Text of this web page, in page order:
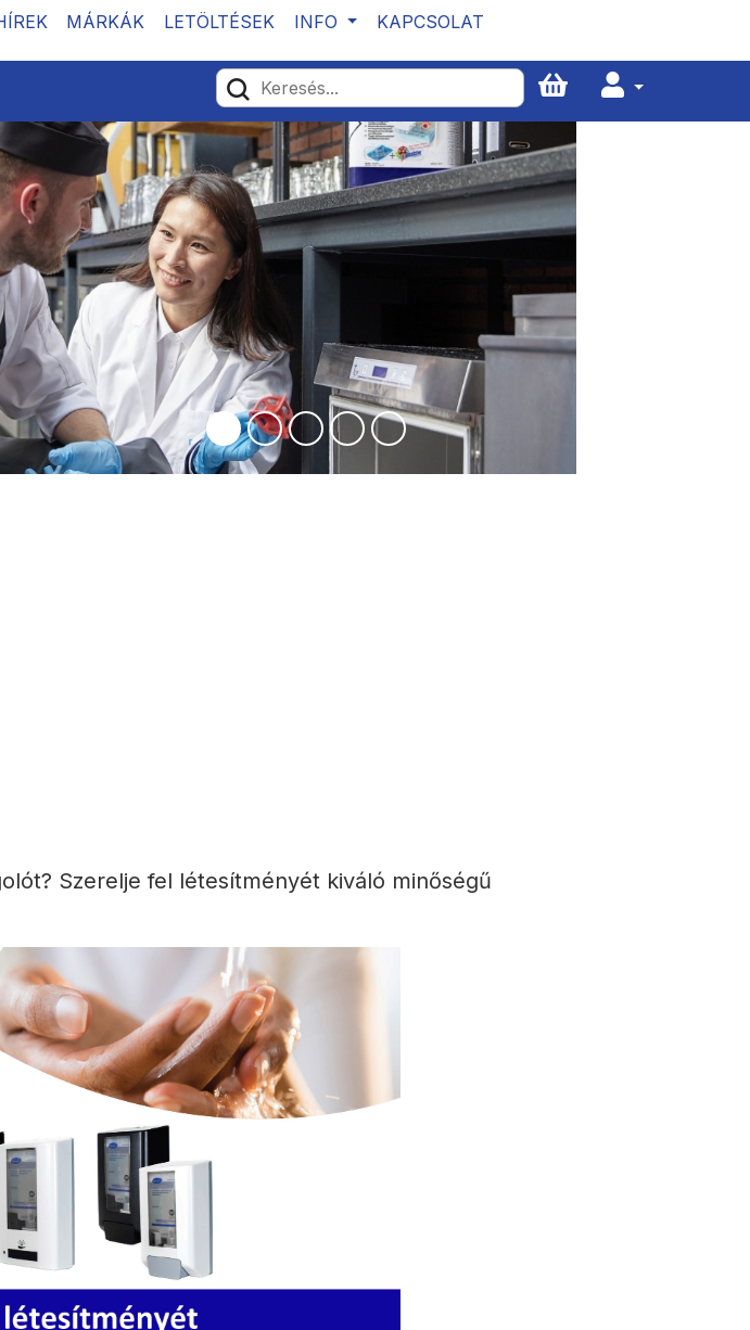
MÁRKÁK LETÖLTÉSEK INFO KAPCSOLAT
Szerelje fel létesítményét kiváló minőségű